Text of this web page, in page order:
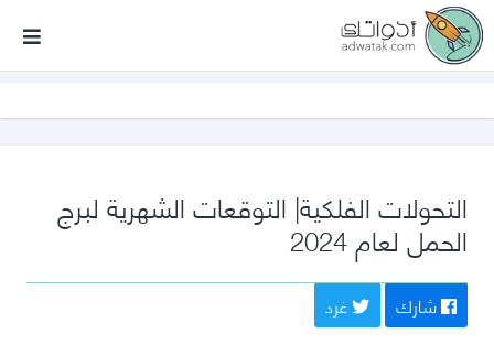
التحولات الفلكية| التوقعات الشهرية لبرج
الحمل لعام 2024
شارك
غرد